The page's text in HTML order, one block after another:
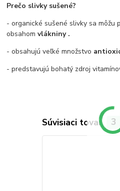
Prečo slivky sušené?
- organické sušené slivky sa môžu
obsahomvlákniny .
- obsahujú veľké množstvo
- predstavujú bohatý zdroj
Súvisiaci tovar 3